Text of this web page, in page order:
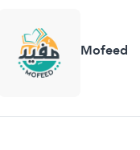
Mofeed